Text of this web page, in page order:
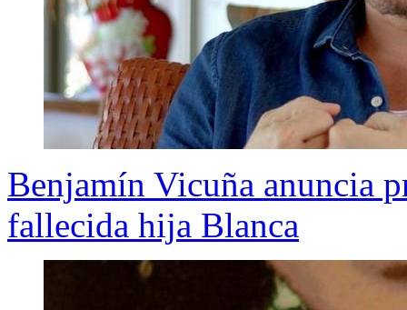
Benjamín Vicuña anuncia
fallecida hija Blanca